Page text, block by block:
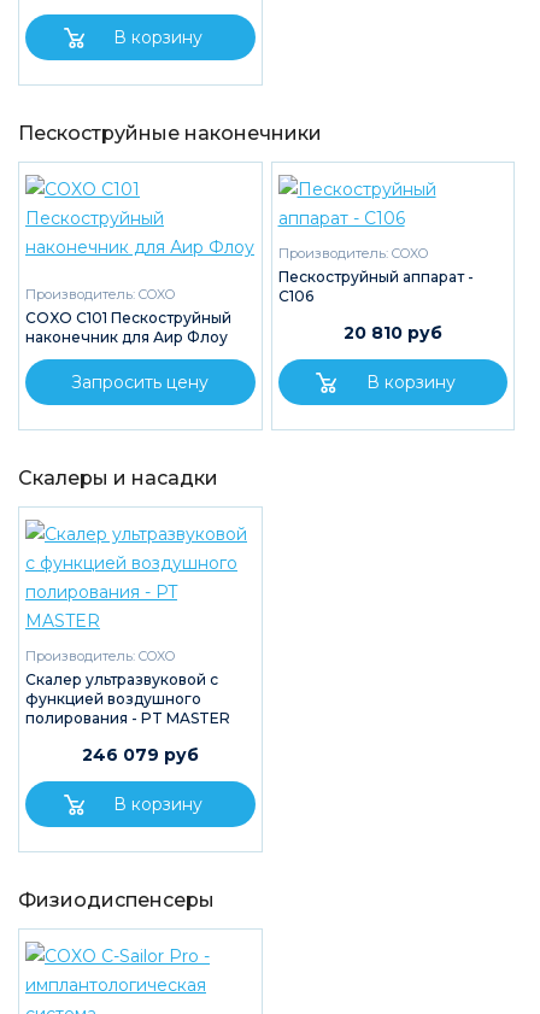
Пескоструйные наконечники
Производитель: COXO
COXO C101 Пескоструйный
наконечник для Аир Флоу
Запросить цену
Производитель: COXO
Пескоструйный аппарат -
C106
20 810 руб
Скалеры и насадки
Производитель: COXO
Скалер ультразвуковой с
функцией воздушного
полирования - PT MASTER
246 079 руб
Физиодиспенсеры